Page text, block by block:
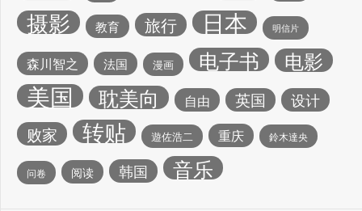
摄影 教育 旅行 日本 明信片
森川智之 法国 漫画 电子书 电影
美国 耽美向 自由 英国 设计
败家 转贴 遊佐浩二 重庆 鈴木達央
问卷 阅读 韩国 音乐